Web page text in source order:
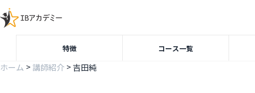
特徴 コース一覧
ホーム > 講師紹介 >吉田純